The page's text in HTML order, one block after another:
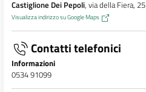
Castiglione Dei Pepoli, via della Fiera, 25
Visualizza indirizzo su Google Maps
Contatti telefonici
Informazioni
0534 91099